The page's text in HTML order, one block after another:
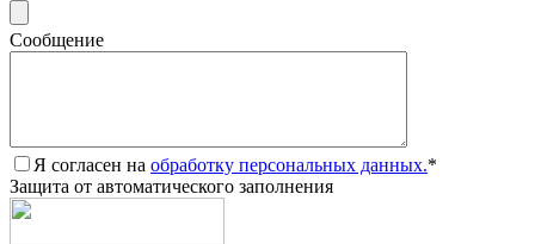
Сообщение
Я согласен на обработку персональных данных.*
Защита от автоматического заполнения